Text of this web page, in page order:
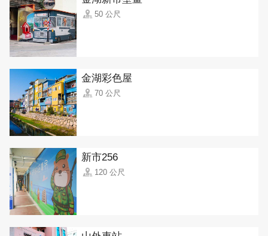
50 公尺
金湖彩色屋
70 公尺
新市256
120 公尺